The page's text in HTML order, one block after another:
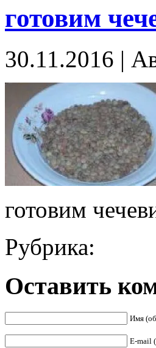
готовим
30.11.2016 |
готовим
Рубрика:
Оставить
Имя
E-mail